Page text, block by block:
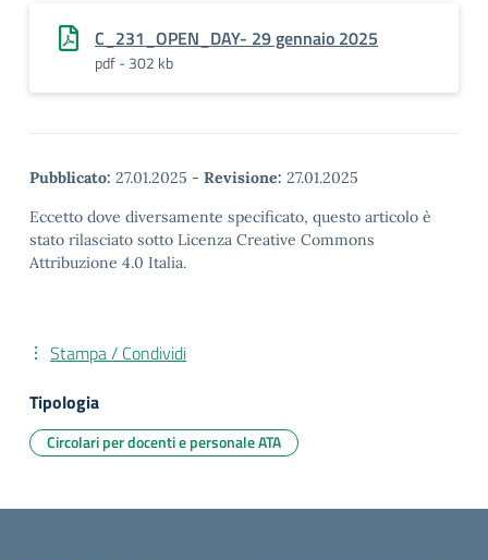
C_231_OPEN_DAY- 29 gennaio 2025
pdf - 302 kb
Pubblicato: 27.01.2025 - Revisione: 27.01.2025
Eccetto dove diversamente specificato, questo articolo è
stato rilasciato sotto Licenza Creative Commons
Attribuzione 4.0 Italia.
Stampa / Condividi
Tipologia
Circolari per docenti e personale ATA